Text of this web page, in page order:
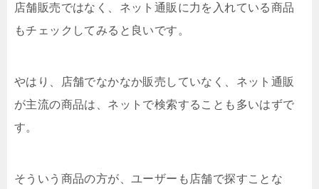
店舗販売ではなく、ネット通販に力を入れている商品
もチェックしてみると良いです。
やはり、店舗でなかなか販売していなく、ネット通販
が主流の商品は、ネットで検索することも多いはずで
す。
そういう商品の方が、ユーザーも店舗で探すことな